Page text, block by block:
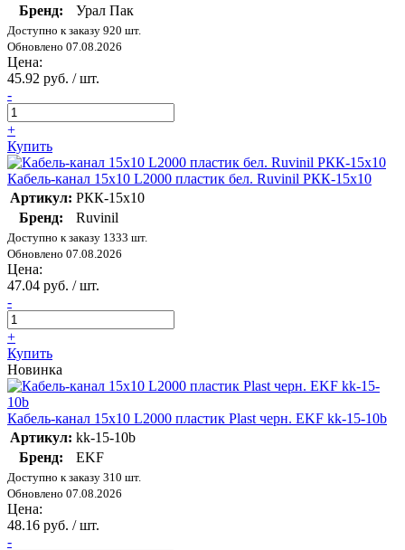
Бренд: Урал Пак
Доступно к заказу 920 шт.
Обновлено 07.08.2026
Цена:
45.92 руб. / шт.
-
+
Купить
Кабель-канал 15х10 L2000 пластик бел. Ruvinil РКК-15х10
Артикул: РКК-15х10
Бренд:
Ruvinil
Доступно к заказу 1333 шт.
Обновлено 07.08.2026
Цена:
47.04 руб. / шт.
-
+
Купить
Новинка
Кабель-канал 15х10 L2000 пластик Plast черн. EKF kk-15-10b
Артикул: kk-15-10b
Бренд:
EKF
Доступно к заказу 310 шт.
Обновлено 07.08.2026
Цена:
48.16 руб. / шт.
-